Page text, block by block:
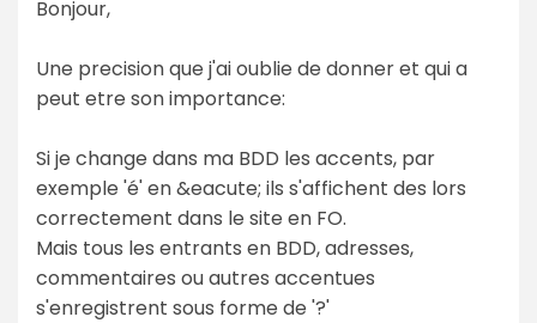
Bonjour,
Une precision que j'ai oublie de donner et qui a
peut etre son importance:
Si je change dans ma BDD les accents, par
exemple 'é' en &eacute; ils s'affichent des lors
correctement dans le site en FO.
Mais tous les entrants en BDD, adresses,
commentaires ou autres accentues
s'enregistrent sous forme de '?'